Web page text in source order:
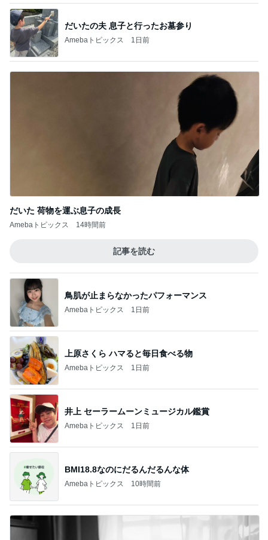
だいたの夫 息子と行ったお墓参り
Amebaトピックス 1日前
だいた 荷物を運ぶ息子の成長
Amebaトピックス 14時間前
記事を読む
鳥肌が止まらなかったパフォーマンス
Amebaトピックス 1日前
上原さくら ハマると毎日食べる物
Amebaトピックス 1日前
井上 セーラームーンミュージカル鑑賞
Amebaトピックス 1日前
BMI18.8なのにだるんだるんな体
Amebaトピックス 10時間前